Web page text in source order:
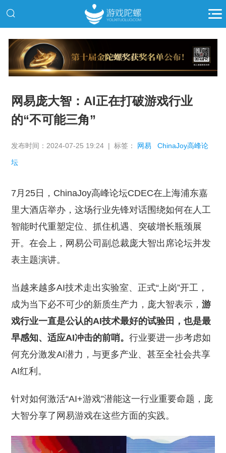
推广
网易庞大智：AI正在打破游戏行业
的“不可能三角”
发布时间：2024-07-25 19:24 | 标签： 网易 ChinaJoy高峰论
坛
7月25日，ChinaJoy高峰论坛CDEC在上海浦东嘉
里大酒店举办，这场行业先锋对话围绕如何在人工
智能时代重塑定位、抓住机遇、突破增长瓶颈展
开。在会上，网易公司副总裁庞大智出席论坛并发
表主题演讲。
当越来越多AI技术走出实验室、正式“上岗”开工，
成为当下必不可少的新质生产力，庞大智表示，游
戏行业一直是公认的AI技术最好的试验田，也是最
早感知、适应AI冲击的前哨。行业要进一步考虑如
何充分激发AI潜力，与更多产业、甚至全社会共享
AI红利。
针对如何激活“AI+游戏”潜能这一行业重要命题，庞
大智分享了网易游戏在这些方面的实践。